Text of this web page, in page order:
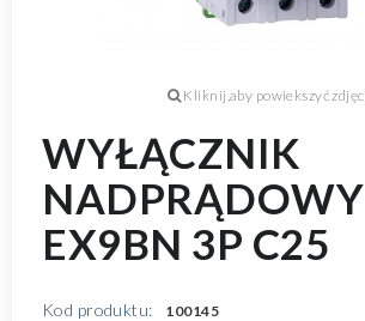
WYŁĄCZNIK
NADPRĄDOWY
EX9BN 3P C25
Kod produktu: 100145